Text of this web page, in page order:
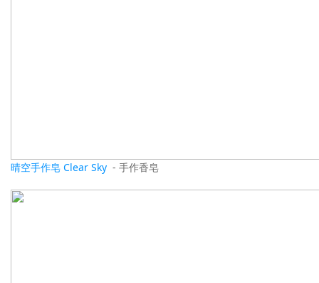
晴空手作皂 Clear Sky - 手作香皂